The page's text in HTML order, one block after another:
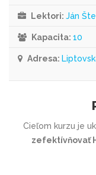
Lektori: Ján
Kapacita: 10
Adresa:
Cieľom kurzu je
zefektívňovať